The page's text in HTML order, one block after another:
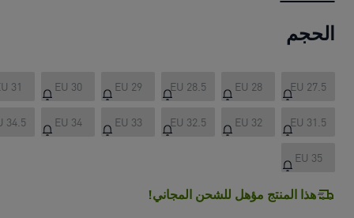
الحجم
EU 27.5
EU 28
EU 28.5
EU 29
EU 30
31
EU 31.5
EU 32
EU 32.5
EU 33
EU 34
34.5
EU 35
هذا المنتج مؤهل للشحن المجاني!